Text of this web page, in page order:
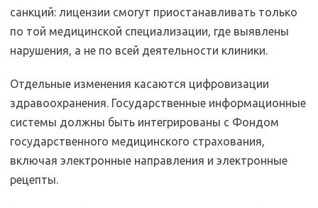
санкций: лицензии смогут приостанавливать только
по той медицинской специализации, где выявлены
нарушения, а не по всей деятельности клиники.
Отдельные изменения касаются цифровизации
здравоохранения. Государственные информационные
системы должны быть интегрированы с Фондом
государственного медицинского страхования,
включая электронные направления и электронные
рецепты.